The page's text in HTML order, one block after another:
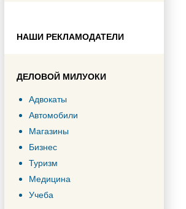
НАШИ РЕКЛАМОДАТЕЛИ
ДЕЛОВОЙ МИЛУОКИ
Адвокаты
Автомобили
Магазины
Бизнес
Туризм
Медицина
Учеба